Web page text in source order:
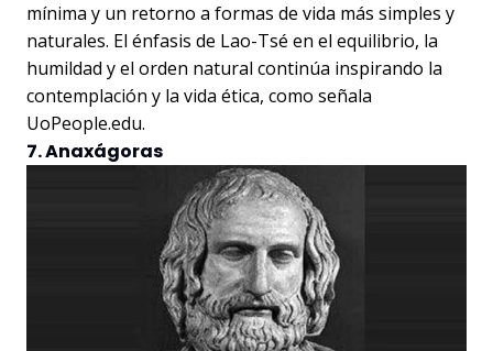
mínima y un retorno a formas de vida más simples y
naturales. El énfasis de Lao-Tsé en el equilibrio, la
humildad y el orden natural continúa inspirando la
contemplación y la vida ética, como señala
UoPeople.edu.
7. Anaxágoras